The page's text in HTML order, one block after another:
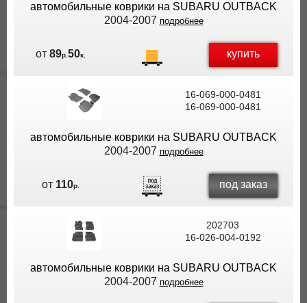
автомобильные коврики на SUBARU OUTBACK
2004-2007 подробнее
от89р.50к. купить
16-069-000-0481
16-069-000-0481
автомобильные коврики на SUBARU OUTBACK
2004-2007 подробнее
от 110р. под заказ
202703
16-026-004-0192
автомобильные коврики на SUBARU OUTBACK
2004-2007 подробнее